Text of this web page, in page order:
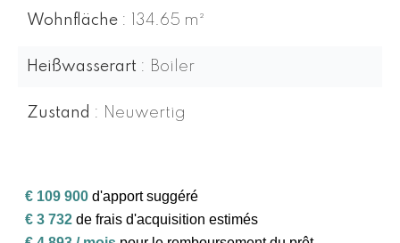
Wohnfläche 134.65 m²
Heißwasserart Boiler
Zustand Neuwertig